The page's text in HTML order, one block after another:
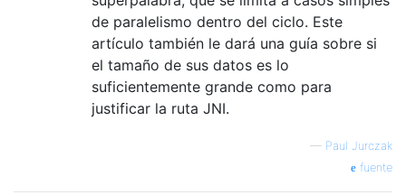
de paralelismo dentro del ciclo. Este
artículo también le dará una guía sobre si
el tamaño de sus datos es lo
suficientemente grande como para
justificar la ruta JNI.
— Paul Jurczak
fuente